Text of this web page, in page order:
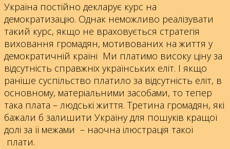
Україна постійно декларує курс на
демократизацію. Однак неможливо реалізувати
такий курс, якщо не враховується стратегія
виховання громадян, мотивованих на життя у
демократичній країні Ми платимо високу ціну за
відсутність справжніх українських еліт. І якщо
раніше суспільство платило за відсутність еліт, в
основному, матеріальними засобами, то тепер
така плата – людські життя. Третина громадян, які
бажали б залишити Україну для пошуків кращої
долі за її межами – наочна ілюстрація такої
плати.